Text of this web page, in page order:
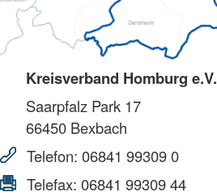
Kreisverband Homburg e.V.
Saarpfalz Park 17
66450 Bexbach
Telefon: 06841 99309 0
Telefax: 06841 99309 44